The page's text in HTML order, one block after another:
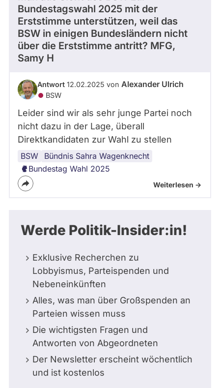
Bundestagswahl 2025 mit der
Erststimme unterstützen, weil das
BSW in einigen Bundesländern nicht
über die Erststimme antritt? MFG,
Samy H
Antwort 12.02.2025 von Alexander Ulrich
BSW
Leider sind wir als sehr junge Partei noch
nicht dazu in der Lage, überall
Direktkandidaten zur Wahl zu stellen
BSW Bündnis Sahra Wagenknecht
Direktkandidatur
Bundestagswahl
Bundestag Wahl 2025
Weiterlesen ->
Werde Politik-Insider:in!
Exklusive Recherchen zu
Lobbyismus, Parteispenden und
Nebeneinkünften
Alles, was man über Großspenden an
Parteien wissen muss
Die wichtigsten Fragen und
Antworten von Abgeordneten
Der Newsletter erscheint wöchentlich
und ist kostenlos